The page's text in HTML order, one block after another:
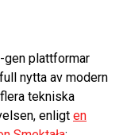
gen plattformar
nytta av modern
tekniska
enligt en